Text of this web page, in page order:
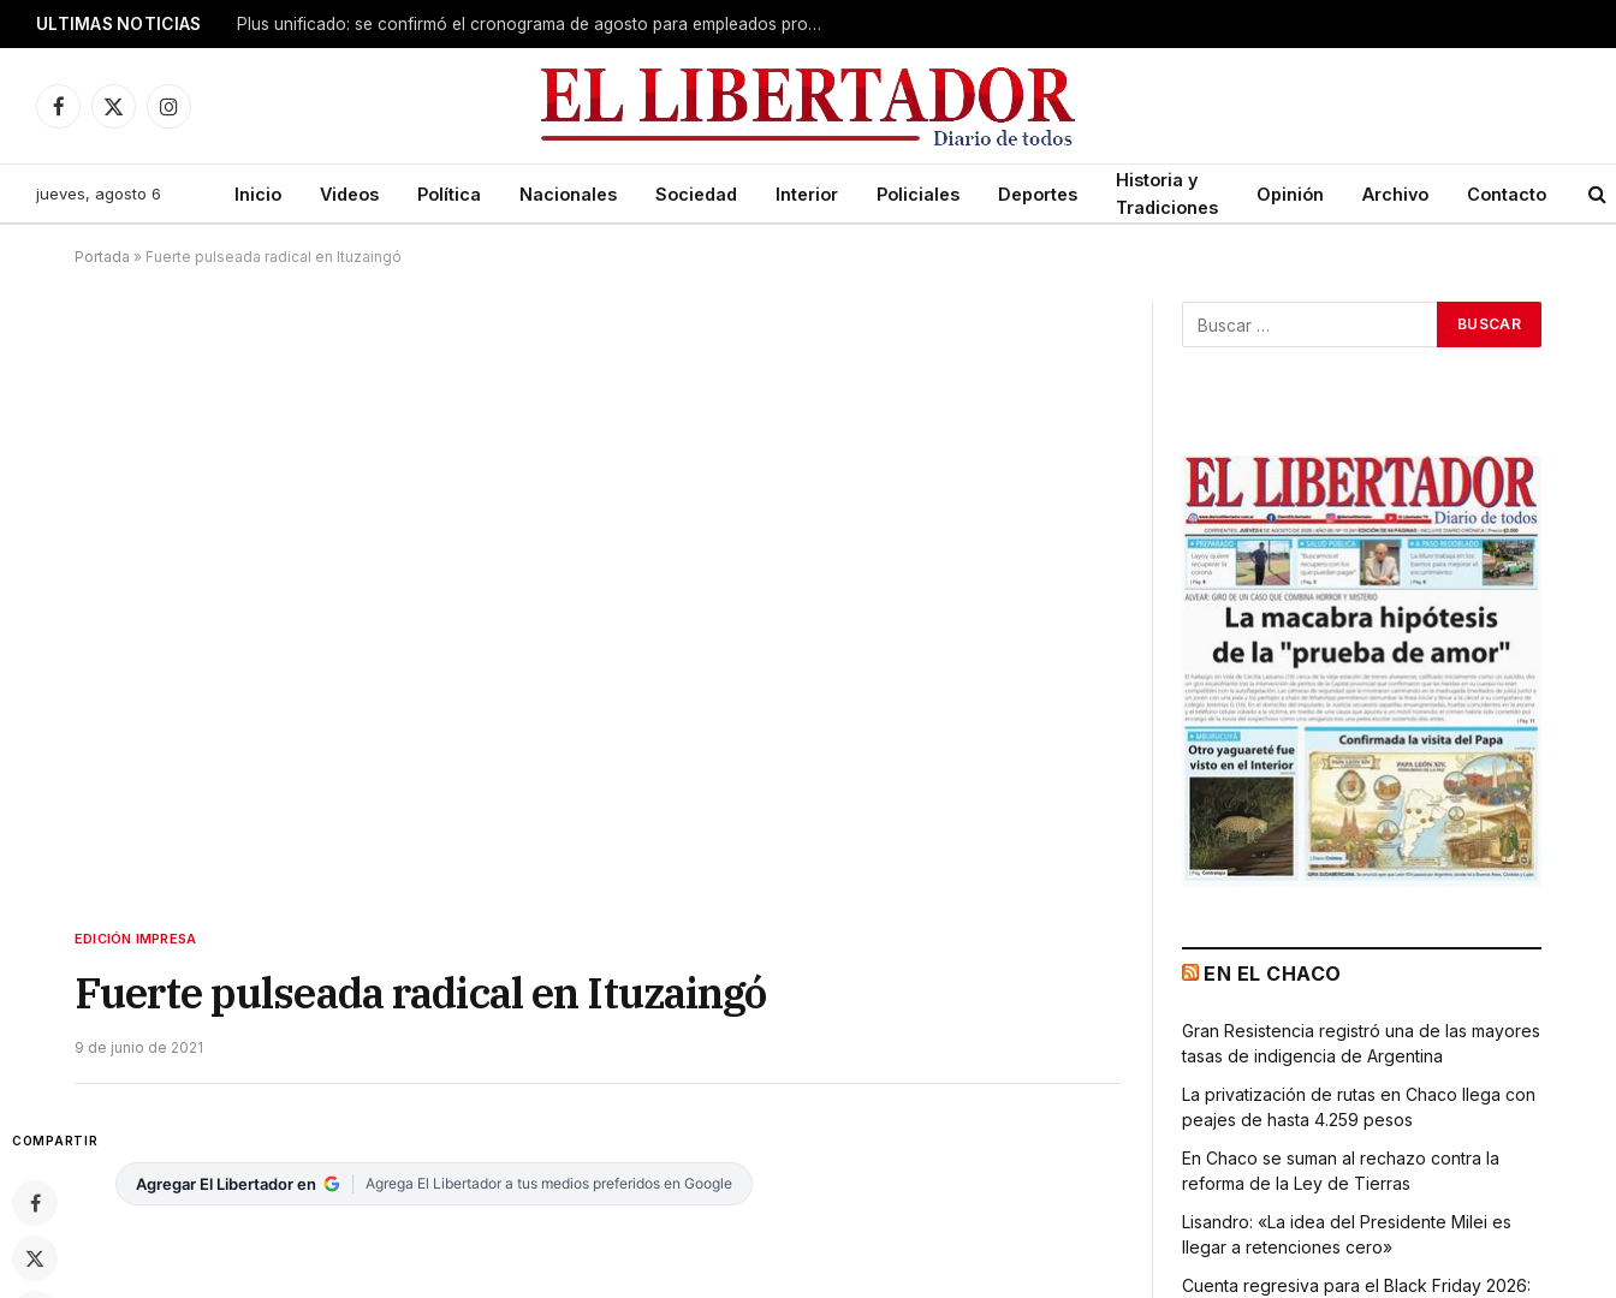
ULTIMAS NOTICIAS Plus unificado: se confirmó el cronograma de agosto para empleados provinciales
Facebook
X
Instagram
jueves, agosto 6 Inicio Videos Política Nacionales Sociedad Interior Policiales Deportes
Historia y
Tradiciones
Opinión Archivo Contacto
Portada » Fuerte pulseada radical en Ituzaingó
EDICIÓN IMPRESA
Fuerte pulseada radical en Ituzaingó
9 de junio de 2021
COMPARTIR
Agregar El Libertador en Agrega El Libertador a tus medios preferidos en Google
EN EL CHACO
Gran Resistencia registró una de las mayores
tasas de indigencia de Argentina
La privatización de rutas en Chaco llega con
peajes de hasta 4.259 pesos
En Chaco se suman al rechazo contra la
reforma de la Ley de Tierras
Lisandro: «La idea del Presidente Milei es
llegar a retenciones cero»
Cuenta regresiva para el Black Friday 2026: